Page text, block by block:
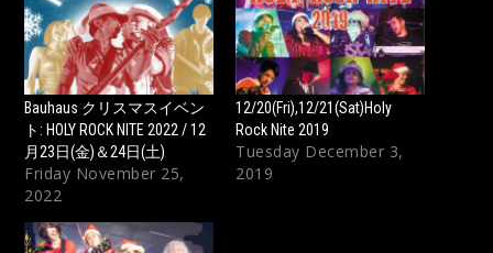
Bauhaus クリスマスイベン
ト: HOLY ROCK NITE 2022 / 12
月23日(金)＆24日(土)
Friday November 25,
2022
12/20(Fri),12/21(Sat)Holy
Rock Nite 2019
Tuesday December 3,
2019